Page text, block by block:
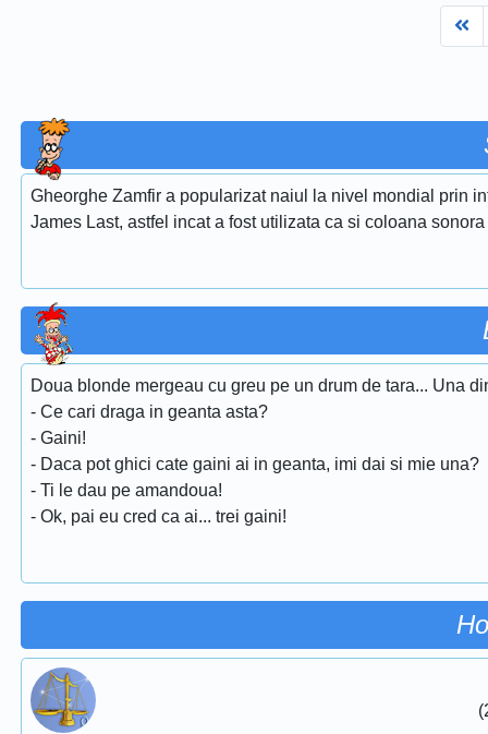
Gheorghe Zamfir a popularizat naiul la nivel mondial prin
James Last, astfel incat a fost utilizata ca si coloana
Doua blonde mergeau cu greu pe un drum de tara... Una
- Ce cari draga in geanta asta?
- Gaini!
- Daca pot ghici cate gaini ai in geanta, imi dai si mie una?
- Ti le dau pe amandoua!
- Ok, pai eu cred ca ai... trei gaini!